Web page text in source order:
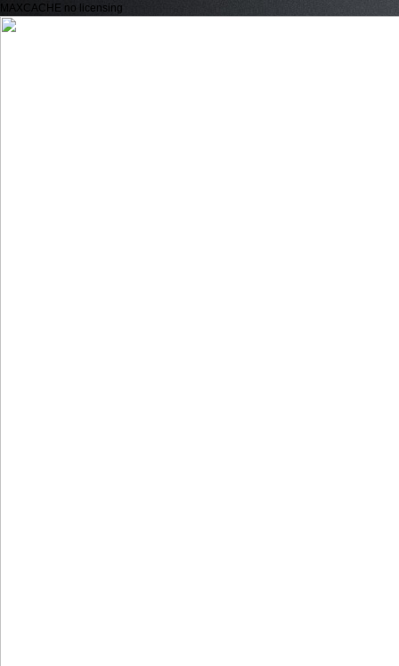
MAXCACHE no licensing